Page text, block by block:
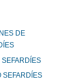
DE
SEFARDÍES